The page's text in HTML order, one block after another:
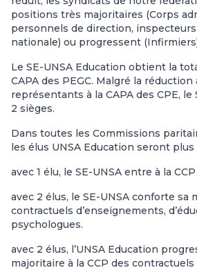
positions très majoritaires (Corps
personnels de direction, inspecteurs
nationale) ou progressent
Le SE-UNSA Education obtient la
CAPA des PEGC. Malgré la
représentants à la CAPA des CPE, le
2 sièges.
Dans toutes les Commissions
les élus UNSA Education seront
avec 1 élu, le SE-UNSA entre à la
avec 2 élus, le SE-UNSA conforte sa
contractuels d’enseignements,
psychologues.
avec 2 élus, l’UNSA Education
majoritaire à la CCP des